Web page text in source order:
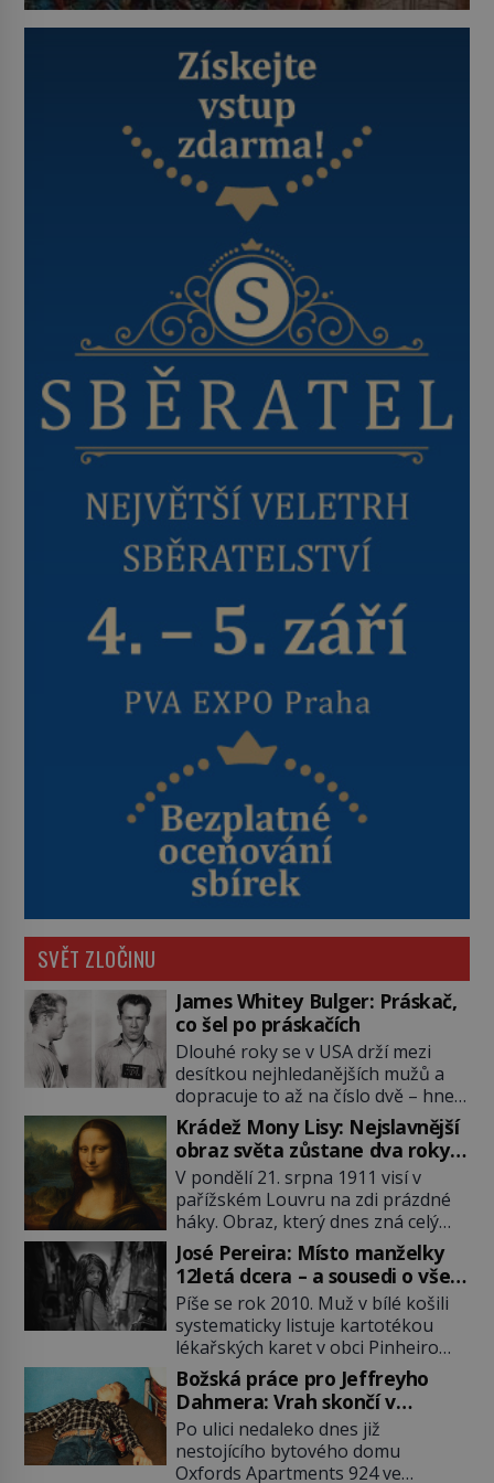
SVĚT ZLOČINU
James Whitey Bulger: Práskač,
co šel po práskačích
Dlouhé roky se v USA drží mezi
desítkou nejhledanějších mužů a
dopracuje to až na číslo dvě – hned
po Usámovi bin Ládinovi (1957–
2011). To je James „Whitey“ Bulger
(1929–2018) viněný ze spoluúčasti
na 19 vraždách, vydírání a lichvy. A
samozřejmě, krom toho je ještě
drogový dealer, který neváhá
odstranit z cesty všechny práskače,
zatímco […]
Krádež Mony Lisy: Nejslavnější
obraz světa zůstane dva roky
nezvěstný
V pondělí 21. srpna 1911 visí v
pařížském Louvru na zdi prázdné
háky. Obraz, který dnes zná celý
svět, je pryč. Zpočátku si nikdo
nemyslí, že jde o krádež.
Zaměstnanci jsou přesvědčeni, že
Mona Lisa je jen v restaurátorské
dílně nebo u fotografa. Když se
ukáže pravda, propukne jeden z
největších honů na zloděje v […]
José Pereira: Místo manželky
12letá dcera – a sousedi o všem
vědí!
Píše se rok 2010. Muž v bílé košili
systematicky listuje kartotékou
lékařských karet v obci Pinheiro
ležící asi 20 kilometrů od farmy s
podivínským majitelem. Něco tu
nesedí. Ledaže… Ledaže by ta
mladá dívka z farmy byla ne
manželkou, ale dcerou – a všechny
Božská práce pro Jeffreyho
Dahmera: Vrah skončí v
tratolišti krve ve vězeňských
umývárnách
Po ulici nedaleko dnes již
nestojícího bytového domu
Oxfords Apartments 924 ve